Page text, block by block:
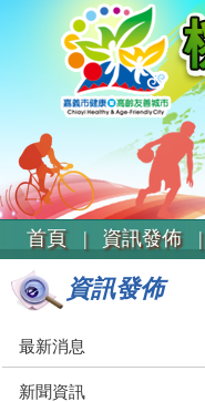
首頁 | 資訊發佈 |
資訊發佈
最新消息
新聞資訊